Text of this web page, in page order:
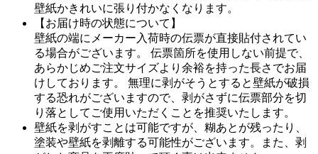
壁紙かきれいに張り付かなくなります。
【お届け時の状態について】
壁紙の端にメーカー入荷時の伝票が直接貼付されてい
る場合がございます。 伝票箇所を使用しない前提で、
あらかじめご注文サイズより余裕を持った長さでお届
けしております。 無理に剥がそうとすると壁紙が破損
する恐れがございますので、剥がさずに伝票部分を切
り落としてご使用いただくことを推奨いたします。
壁紙を剥がすことは可能ですが、糊あとが残ったり、
塗装や壁紙を剥離する可能性がございます。また、剥